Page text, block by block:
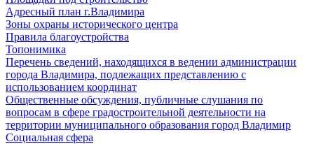
Адресный план г.Владимира
Зоны охраны исторического центра
Правила благоустройства
Топонимика
Перечень сведений, находящихся в ведении администрации
города Владимира, подлежащих представлению с
использованием координат
Общественные обсуждения, публичные слушания по
вопросам в сфере градостроительной деятельности на
территории муниципального образования город Владимир
Социальная сфера